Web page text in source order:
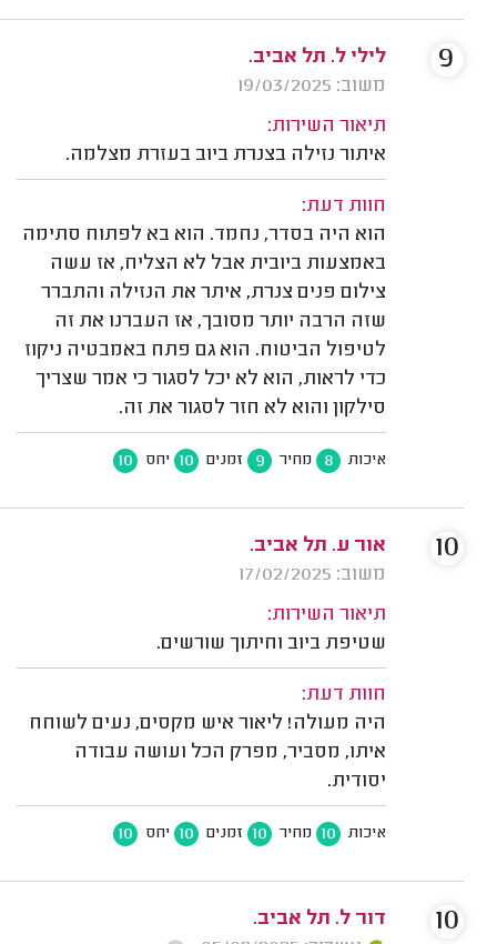
לילי ל. תל אביב.
משוב: 19/03/2025
תיאור השירות:
איתור נזילה בצנרת ביוב בעזרת מצלמה.
חוות דעת:
הוא היה בסדר, נחמד. הוא בא לפתוח סתימה
באמצעות ביובית אבל לא הצליח, אז עשה
צילום פנים צנרת, איתר את הנזילה והתברר
שזה הרבה יותר מסובך, אז העברנו את זה
לטיפול הביטוח. הוא גם פתח באמבטיה ניקוז
כדי לראות, הוא לא יכל לסגור כי אמר שצריך
סילקון והוא לא חזר לסגור את זה.
איכות 8 מחיר 9 זמנים 10 יחס 10
9
אור ע. תל אביב.
משוב: 17/02/2025
תיאור השירות:
שטיפת ביוב וחיתוך שורשים.
חוות דעת:
היה מעולה! ליאור איש מקסים, נעים לשוחח
איתו, מסביר, מפרק הכל ועושה עבודה
יסודית.
איכות 10 מחיר 10 זמנים 10 יחס 10
10
דור ל. תל אביב.
10